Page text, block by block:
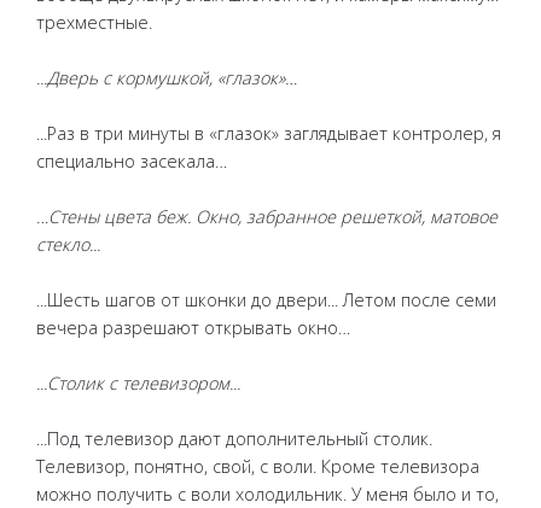
трехместные.
...Дверь с кормушкой, «глазок»…
...Раз в три минуты в «глазок» заглядывает контролер, я
специально засекала…
…Стены цвета беж. Окно, забранное решеткой, матовое
стекло...
...Шесть шагов от шконки до двери... Летом после семи
вечера разрешают открывать окно…
...Столик с телевизором...
...Под телевизор дают дополнительный столик.
Телевизор, понятно, свой, с воли. Кроме телевизора
можно получить с воли холодильник. У меня было и то,